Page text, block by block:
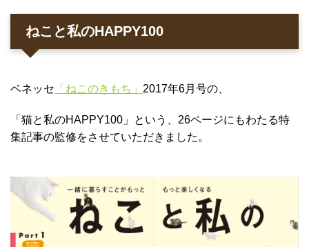
ねこと私のHAPPY100
ベネッセ 「ねこのきもち」 2017年6月号の、
「猫と私のHAPPY100」という、26ページにもわたる特
集記事の監修をさせていただきました。